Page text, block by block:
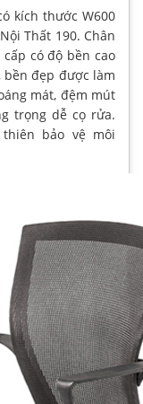
kích thước W600
Thất 190. Chân
có độ bền cao
bền đẹp được làm
mát, đệm mút
trọng dễ cọ rửa.
bảo vệ môi